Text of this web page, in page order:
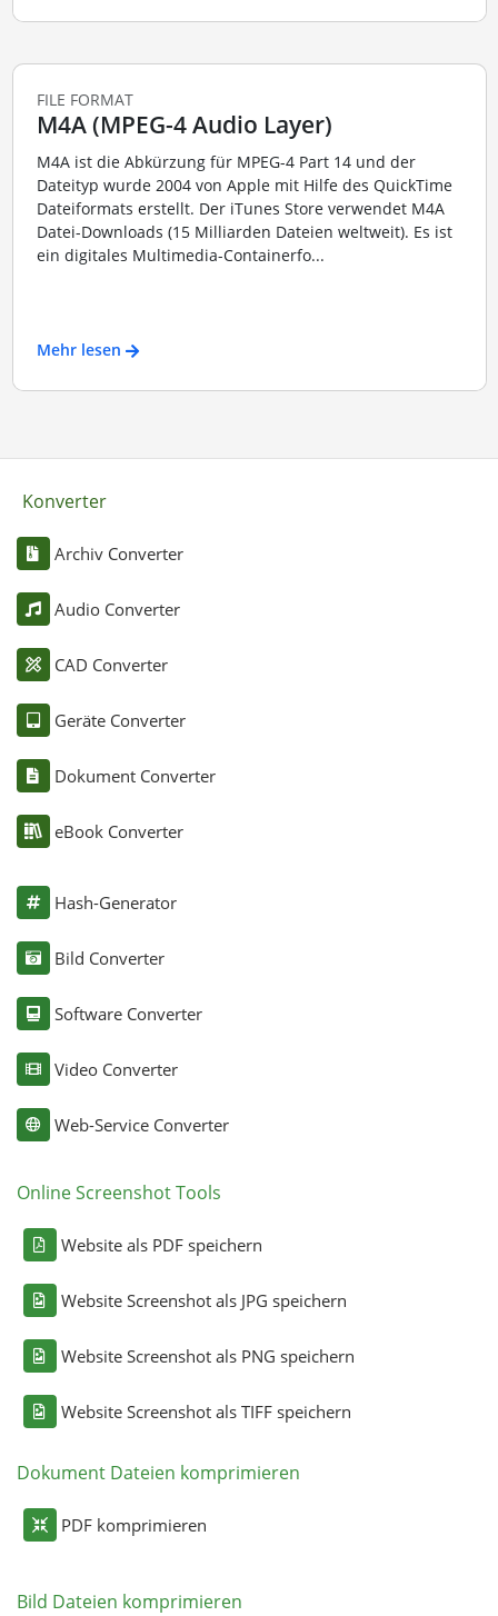
FILE FORMAT
M4A (MPEG-4 Audio Layer)
M4A ist die Abkürzung für MPEG-4 Part 14 und der
Dateityp wurde 2004 von Apple mit Hilfe des QuickTime
Dateiformats erstellt. Der iTunes Store verwendet M4A
Datei-Downloads (15 Milliarden Dateien weltweit). Es ist
ein digitales Multimedia-Containerfo...
Mehr lesen
Konverter
Archiv Converter
Audio Converter
CAD Converter
Geräte Converter
Dokument Converter
eBook Converter
Hash-Generator
Bild Converter
Software Converter
Video Converter
Web-Service Converter
Online Screenshot Tools
Website als PDF speichern
Website Screenshot als JPG speichern
Website Screenshot als PNG speichern
Website Screenshot als TIFF speichern
Dokument Dateien komprimieren
PDF komprimieren
Bild Dateien komprimieren